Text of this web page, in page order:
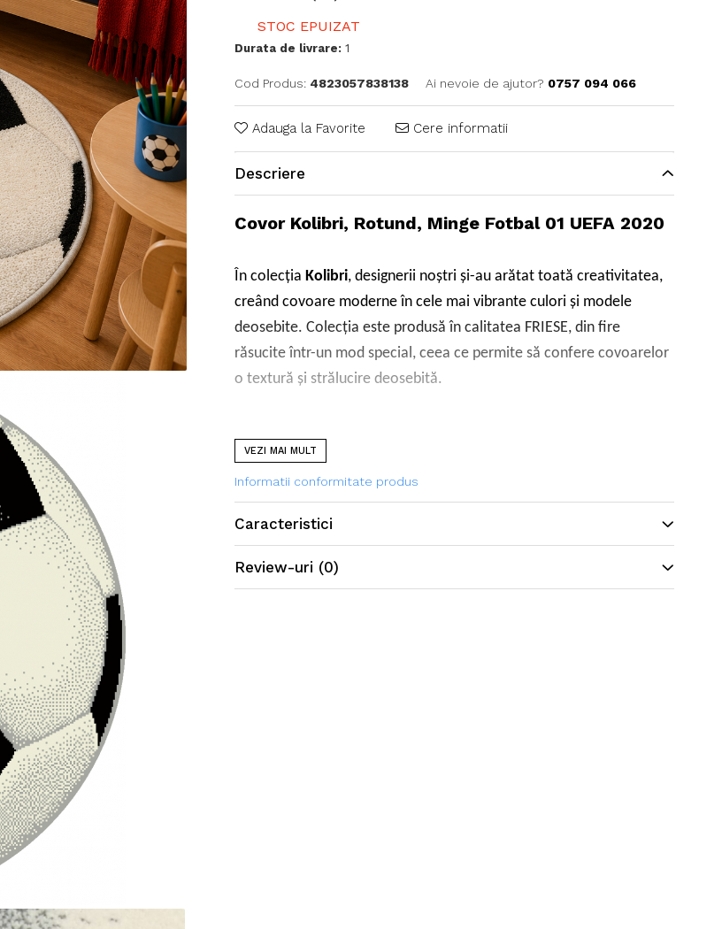
STOC EPUIZAT
Durata de livrare:1
Cod Produs: 4823057838138 Ai nevoie de ajutor? 0757 094 066
Adauga la Favorite Cere informatii
Descriere
Covor Kolibri, Rotund, Minge Fotbal 01 UEFA 2020
În colecția Kolibri, designerii noștri și-au arătat toată creativitatea,
creând covoare moderne în cele mai vibrante culori și modele
deosebite. Colecția este produsă în calitatea FRIESE, din fire
răsucite într-un mod special, ceea ce permite să confere covoarelor
o textură și strălucire deosebită.
VEZI MAI MULT
Informatii conformitate produs
Caracteristici
Review-uri (0)